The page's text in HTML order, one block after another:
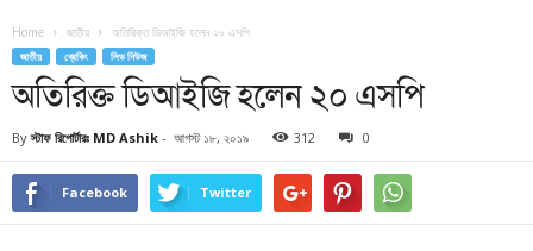
Home জাতীয় অতিরিক্ত ডিআইজি হলেন ২০ এসপি
জাতীয় ব্রেকিং লিড নিউজ
অতিরিক্ত ডিআইজি হলেন ২০ এসপি
By স্টাফ রিপোর্টারঃ MD Ashik - আগস্ট ১৮, ২০১৯ 312 0
Facebook Twitter